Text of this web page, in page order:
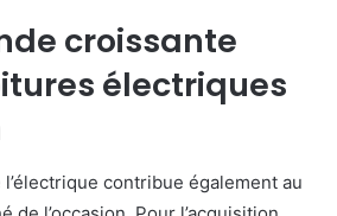
croissante
électriques
l’électrique contribue également au